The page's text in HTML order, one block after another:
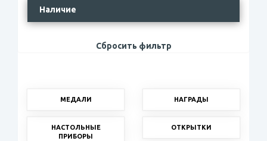
Наличие
Сбросить фильтр
МЕДАЛИ НАГРАДЫ
НАСТОЛЬНЫЕ
ПРИБОРЫ
ОТКРЫТКИ